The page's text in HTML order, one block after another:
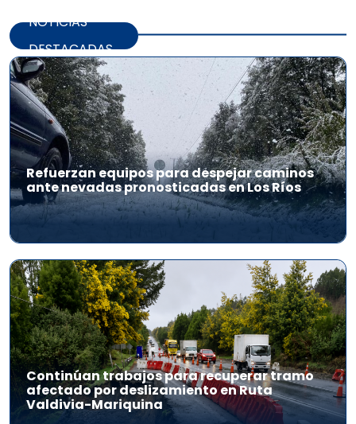
NOTICIAS
DESTACADAS
Refuerzan equipos para despejar caminos
ante nevadas pronosticadas en Los Ríos
Continúan trabajos para recuperar tramo
afectado por deslizamiento en Ruta
Valdivia-Mariquina